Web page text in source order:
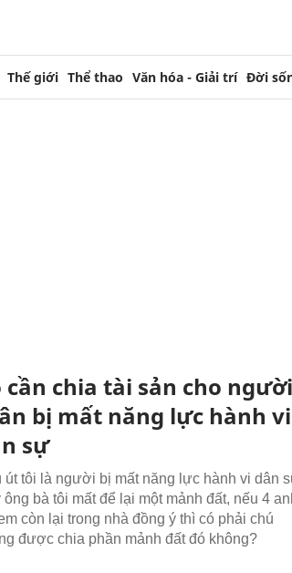
Thế giới Thể thao Văn hóa - Giải trí Đời
cần chia tài sản cho người
bị mất năng lực hành vi
sự
út tôi là người bị mất năng lực hành vi dân
ông bà tôi mất để lại một mảnh đất, nếu 4
còn lại trong nhà đồng ý thì có phải chú
được chia phần mảnh đất đó không?